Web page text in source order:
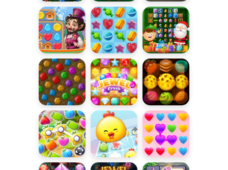
Sparkle 2
Jewel
Christmas
Gold Mine
Vega Mix:
Fairy Town
Słodka Saga
Magiczne
święta
Kamienie
Montezumy
Jewel Crush
Pyszne
diamenty
Owocowy szał
Dopasuj
Łączenie